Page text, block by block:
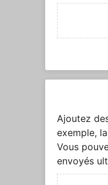
Ajoutez
exemple,
Vous
envoyés